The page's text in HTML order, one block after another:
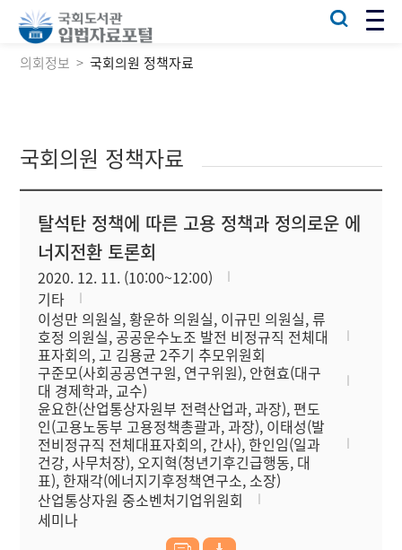
의회정보 국회의원 정책자료
국회의원 정책자료
탈석탄 정책에 따른 고용 정책과 정의로운 에
너지전환 토론회
2020. 12. 11. (10:00~12:00)
기타
이성만 의원실, 황운하 의원실, 이규민 의원실, 류
호정 의원실, 공공운수노조 발전 비정규직 전체대
표자회의, 고 김용균 2주기 추모위원회
구준모(사회공공연구원, 연구위원), 안현효(대구
대 경제학과, 교수)
윤요한(산업통상자원부 전력산업과, 과장), 편도
인(고용노동부 고용정책총괄과, 과장), 이태성(발
전비정규직 전체대표자회의, 간사), 한인임(일과
건강, 사무처장), 오지혁(청년기후긴급행동, 대
표), 한재각(에너지기후정책연구소, 소장)
산업통상자원 중소벤처기업위원회
세미나